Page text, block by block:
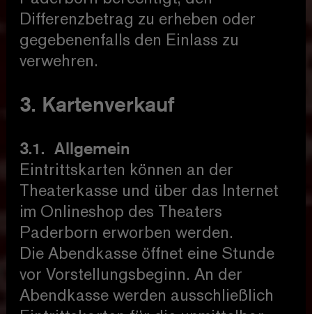
Differenzbetrag zu erheben oder
gegebenenfalls den Einlass zu
verwehren.
3. Kartenverkauf
3.1. Allgemein
Eintrittskarten können an der
Theaterkasse und über das Internet
im Onlineshop des Theaters
Paderborn erworben werden.
Die Abendkasse öffnet eine Stunde
vor Vorstellungsbeginn. An der
Abendkasse werden ausschließlich